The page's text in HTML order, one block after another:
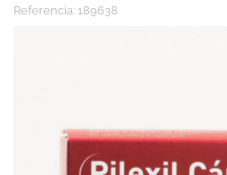
Referencia: 189638